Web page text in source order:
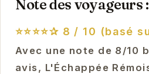
Note des voyageurs
⭐⭐⭐⭐✰ 8 / 10 (basé
Avec une note de 8/10
avis, L'Échappée